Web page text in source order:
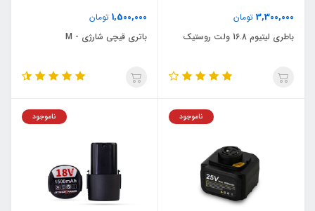
3,300,000 تومان
باطری لیتیوم 16.8 ولت روستیک
1,500,000 تومان
باتری قیچی شارژی - M
ناموجود ناموجود